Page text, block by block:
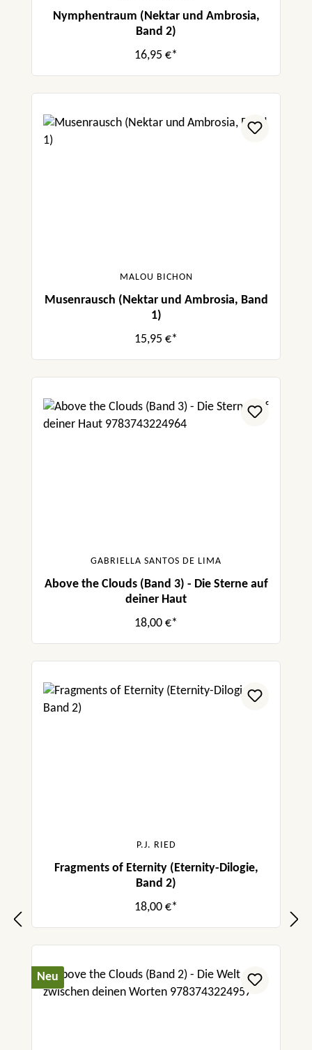
Nymphentraum (Nektar und Ambrosia,
Band 2)
16,95 €*
MALOU BICHON
Musenrausch (Nektar und Ambrosia, Band
1)
15,95 €*
GABRIELLA SANTOS DE LIMA
Above the Clouds (Band 3) - Die Sterne auf
deiner Haut
18,00 €*
P.J. RIED
Fragments of Eternity (Eternity-Dilogie,
Band 2)
18,00 €*
Neu